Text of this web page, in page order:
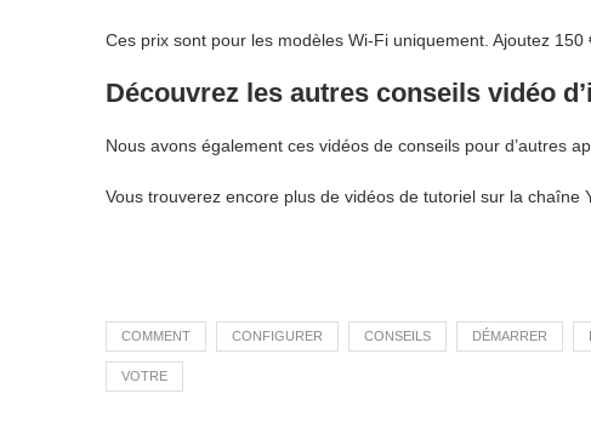
Ces prix sont pour les modèles Wi-Fi uniquement. Ajoutez
Découvrez les autres conseils vidéo
Nous avons également ces vidéos de conseils pour d’autres
Vous trouverez encore plus de vidéos de tutoriel sur la chaîne
COMMENT CONFIGURER CONSEILS DÉMARRER
VOTRE